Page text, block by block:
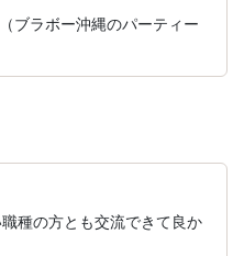
ラボー沖縄のパーティー
種の方とも交流できて良か